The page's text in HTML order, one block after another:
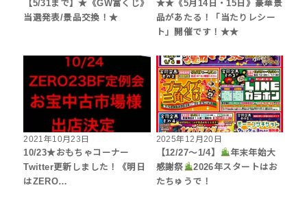
【5/31まで】★《GW富くじ》
当選発表/景品交換！★
★★《5月14日・15日》豪華景
品があたる！「当たりレシー
ト」開催です！★★
2021年10月23日
10/23★おもちゃコーナー
Twitter更新しました！《明日
はZERO…
2025年12月20日
【12/27～1/4】
年末年始大
感謝祭
2026年スタートはお
たちゅうで！